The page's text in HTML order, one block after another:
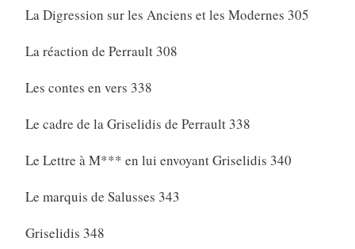
La Digression sur les Anciens et les Modernes 305
La réaction de Perrault 308
Les contes en vers 338
Le cadre de la Griselidis de Perrault 338
Le Lettre à M*** en lui envoyant Griselidis 340
Le marquis de Salusses 343
Griselidis 348